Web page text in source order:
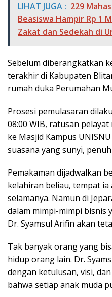
LIHAT JUGA : 229
Beasiswa Hampir Rp 1
Zakat dan Sedekah di
Sebelum diberangkatkan
terakhir di Kabupaten
rumah duka Perumahan
Prosesi pemulasaran
08:00 WIB, ratusan
ke Masjid Kampus
suasana yang sunyi,
Pemakaman dijadwalkan
kelahiran beliau, tempat
selamanya. Namun di
dalam mimpi-mimpi bisnis
Dr. Syamsul Arifin akan
Tak banyak orang yang
hidup orang lain. Dr.
dengan ketulusan, visi,
bahwa setiap anak muda